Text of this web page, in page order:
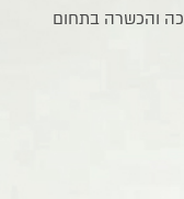
והכשרה בתחום